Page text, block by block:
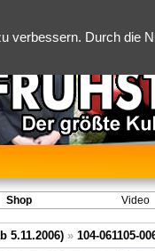
verbessern. Durch die
Shop Video
5.11.2006) » 104-061105-